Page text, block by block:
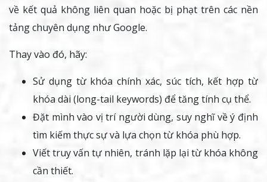
về kết quả không liên quan hoặc bị phạt trên các nền
tảng chuyên dụng như Google.
Thay vào đó, hãy:
Sử dụng từ khóa chính xác, súc tích, kết hợp từ
khóa dài (long-tail keywords) để tăng tính cụ thể.
Đặt mình vào vị trí người dùng, suy nghĩ về ý định
tìm kiếm thực sự và lựa chọn từ khóa phù hợp.
Viết truy vấn tự nhiên, tránh lặp lại từ khóa không
cần thiết.